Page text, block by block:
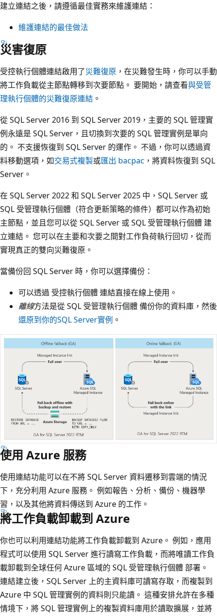
建立連結之後，請遵循最佳實務來維護連結：
維護連結的最佳做法
災害復原
受控執行個體連結啟用了災難復原 ，在災難發生時，你可以手動
將工作負載從主節點轉移到次要節點。 要開始，請查看與受管
理執行個體的災難復原連結 。
從 SQL Server 2016 到 SQL Server 2019，主要的 SQL 管理實
例永遠是 SQL Server，且切換到次要的 SQL 管理實例是單向
的。 不支援恢復到 SQL Server 的運作。 不過，你可以透過資
料移動選項，如交易式複製或匯出 bacpac ，將資料恢復到 SQL
Server。
在 SQL Server 2022 和 SQL Server 2025 中，SQL Server 或
SQL 受管理執行個體（符合更新策略的條件）都可以作為初始
主節點，並且您可以從 SQL Server 或 SQL 受管理執行個體 建
立連結。 您可以在主要和次要之間對工作負荷執行回切，從而
實現真正的雙向災難復原。
當備份回 SQL Server 時，你可以選擇備份：
可以透過 受控執行個體 連結直接在線上使用。
離線方法是從 SQL 受管理執行個體 備份你的資料庫，然後
還原到你的SQL Server實例 。
使用 Azure 服務
使用連結功能可以在不將 SQL Server 資料遷移到雲端的情況
下，充分利用 Azure 服務。 例如報告、分析、備份、機器學
習，以及其他將資料傳送到 Azure 的工作。
將工作負載卸載到 Azure
你也可以利用連結功能將工作負載卸載到 Azure。 例如，應用
程式可以使用 SQL Server 進行讀寫工作負載，而將唯讀工作負
載卸載到全球任何 Azure 區域的 SQL 受管理執行個體 部署。
連結建立後，SQL Server 上的主資料庫可讀寫存取，而複製到
Azure 中 SQL 管理實例的資料則只能讀。 這種安排允許在多種
情境下，將 SQL 管理實例上的複製資料庫用於讀取擴展，並將